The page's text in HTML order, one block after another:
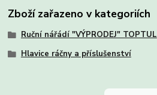
Zboží zařazeno v kategoriích
Ruční nářádí "VÝPRODEJ" TOPTUL
Hlavice ráčny a příslušenství